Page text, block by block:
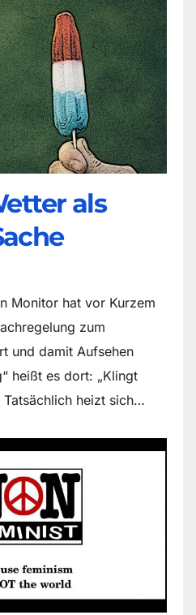
als
Monitor hat vor Kurzem
zum
und damit Aufsehen
heißt es dort: „Klingt
heizt sich…